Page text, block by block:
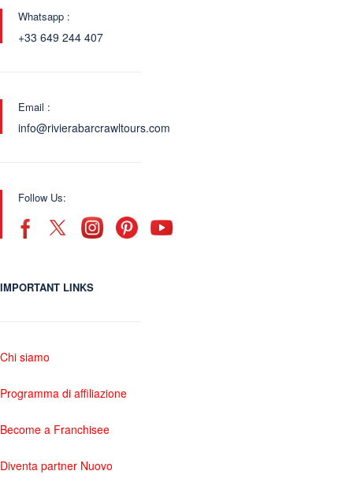
Whatsapp :
+33 649 244 407
Email :
info@rivierabarcrawltours.com
Follow Us:
IMPORTANT LINKS
Chi siamo
Programma di affiliazione
Become a Franchisee
Diventa partner Nuovo